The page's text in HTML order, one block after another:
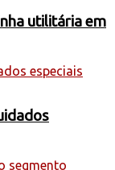
utilitária em